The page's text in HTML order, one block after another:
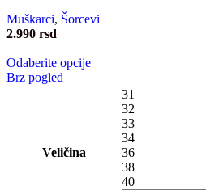
Muškarci, Šorcevi
2.990 rsd
Odaberite opcije
Brz pogled
Veličina
31
32
33
34
36
38
40